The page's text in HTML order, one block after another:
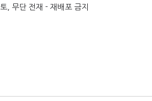
, 무단 전재 - 재배포 금지